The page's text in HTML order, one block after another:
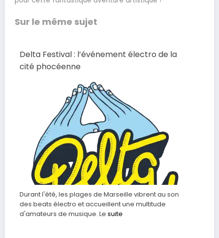
Sur le même sujet
Delta Festival : l’événement électro de la
cité phocéenne
Durant l'été, les plages de Marseille vibrent au son
des beats électro et accueillent une multitude
d'amateurs de musique. Le suite